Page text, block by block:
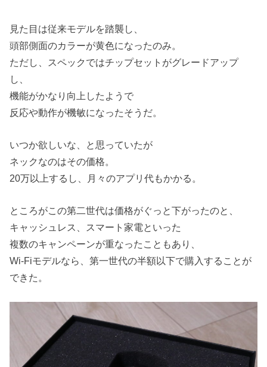
見た目は従来モデルを踏襲し、
頭部側面のカラーが黄色になったのみ。
ただし、スペックではチップセットがグレードアップ
し、
機能がかなり向上したようで
反応や動作が機敏になったそうだ。
いつか欲しいな、と思っていたが
ネックなのはその価格。
20万以上するし、月々のアプリ代もかかる。
ところがこの第二世代は価格がぐっと下がったのと、
キャッシュレス、スマート家電といった
複数のキャンペーンが重なったこともあり、
Wi-Fiモデルなら、第一世代の半額以下で購入することが
できた。